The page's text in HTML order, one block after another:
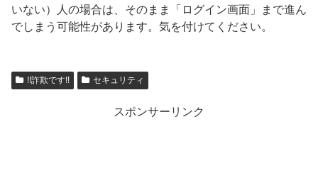
いない）人の場合は、そのまま「ログイン画面」まで進ん
でしまう可能性があります。気を付けてください。
!!詐欺です!! セキュリティ
スポンサーリンク